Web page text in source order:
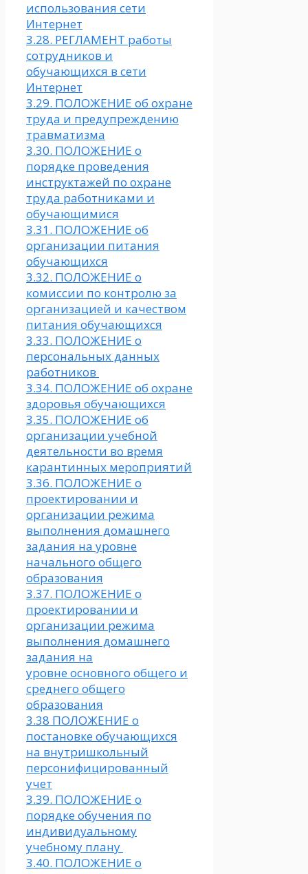
использования сети
Интернет
3.28. РЕГЛАМЕНТ работы
сотрудников и
обучающихся в сети
Интернет
3.29. ПОЛОЖЕНИЕ об охране
труда и предупреждению
травматизма
3.30. ПОЛОЖЕНИЕ о
порядке проведения
инструктажей по охране
труда работниками и
обучающимися
3.31. ПОЛОЖЕНИЕ об
организации питания
обучающихся
3.32. ПОЛОЖЕНИЕ о
комиссии по контролю за
организацией и качеством
питания обучающихся
3.33. ПОЛОЖЕНИЕ о
персональных данных
работников
3.34. ПОЛОЖЕНИЕ об охране
здоровья обучающихся
3.35. ПОЛОЖЕНИЕ об
организации учебной
деятельности во время
карантинных мероприятий
3.36. ПОЛОЖЕНИЕ о
проектировании и
организации режима
выполнения домашнего
задания на уровне
начального общего
образования
3.37. ПОЛОЖЕНИЕ о
проектировании и
организации режима
выполнения домашнего
задания на
уровне основного общего и
среднего общего
образования
3.38 ПОЛОЖЕНИЕ о
постановке обучающихся
на внутришкольный
персонифицированный
учет
3.39. ПОЛОЖЕНИЕ о
порядке обучения по
индивидуальному
учебному плану
3.40. ПОЛОЖЕНИЕ о